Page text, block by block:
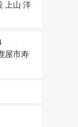
上山 洋
屋市寿